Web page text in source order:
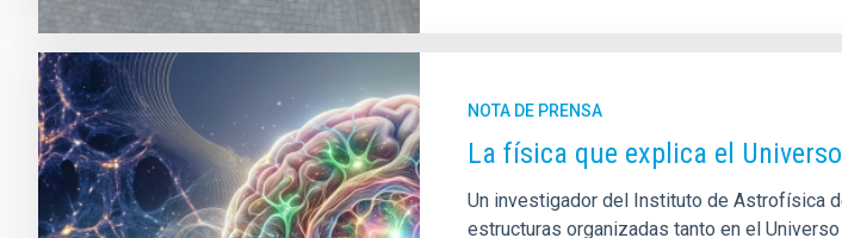
NOTA DE PRENSA
La física que explica el
Un investigador del Instituto de Astrofísica
estructuras organizadas tanto en el